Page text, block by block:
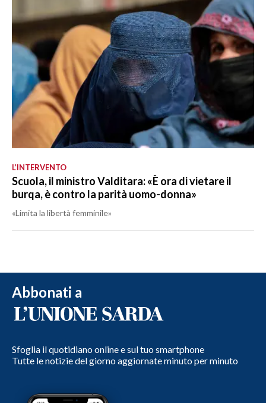
L’INTERVENTO
Scuola, il ministro Valditara: «È ora di vietare il
burqa, è contro la parità uomo-donna»
«Limita la libertà femminile»
Abbonati a
Sfoglia il quotidiano online e sul tuo smartphone
Tutte le notizie del giorno aggiornate minuto per minuto